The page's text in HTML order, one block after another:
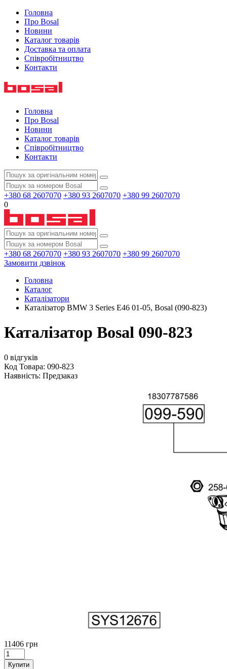
Головна
Про Bosal
Новини
Каталог товарів
Доставка та оплата
Співробітництво
Контакти
Головна
Про Bosal
Новини
Каталог товарів
Співробітництво
Контакти
+380 68 2607070 +380 93 2607070 +380 99 2607070
0
+380 68 2607070 +380 93 2607070 +380 99 2607070
Замовити дзвінок
Головна
Каталог
Каталізатори
Каталізатор BMW 3 Series E46 01-05, Bosal (090-823)
Каталізатор Bosal 090-823
0 відгуків
Код Товара: 090-823
Наявність: Предзаказ
11406 грн
Купити